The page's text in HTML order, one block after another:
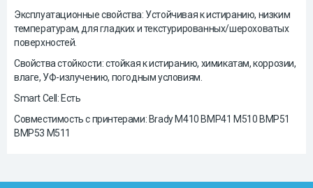
Эксплуатационные свойства: Устойчивая к истиранию, низким
температурам, для гладких и текстурированных/шероховатых
поверхностей.
Свойства стойкости: стойкая к истиранию, химикатам, коррозии,
влаге, УФ-излучению, погодным условиям.
Smart Cell: Есть
Совместимость с принтерами: Brady M410 BMP41 M510 BMP51
BMP53 M511